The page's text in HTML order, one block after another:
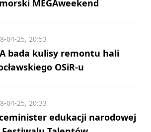
MEGAweekend
bada kulisy remontu hali
OSiR-u
04-25, 20:53
edukacji narodowej
04-25, 20:33